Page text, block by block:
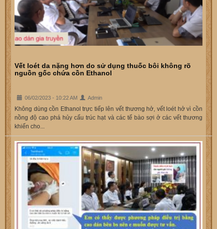
Vết loét da nặng hơn do sử dụng thuốc bôi không rõ
nguồn gốc chứa cồn Ethanol
06/02/2023 - 10:22 AM Admin
Không dùng cồn Ethanol trực tiếp lên vết thương hở, vết loét hở vì cồn
nồng độ cao phá hủy cấu trúc hạt và các tế bào sợi ở các vết thương
khiến cho...